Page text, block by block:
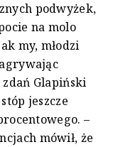
podwyżek,
na molo
my, młodzi
Glapiński
jeszcze
–
mówił, że